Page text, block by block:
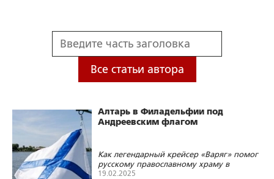
Все статьи автора
Алтарь в Филадельфии под
Андреевским флагом
Как легендарный крейсер «Варяг» помог
русскому православному храму в
Америке
19.02.2025